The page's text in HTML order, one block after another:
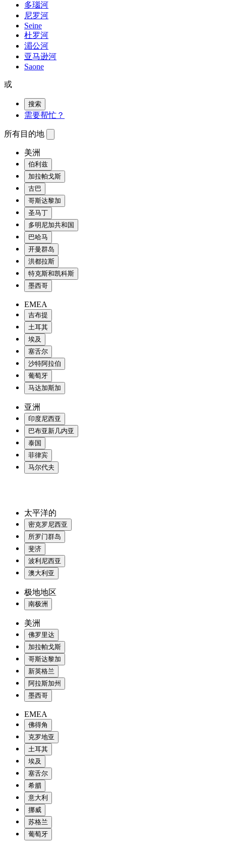
多瑙河
尼罗河
Seine
杜罗河
湄公河
亚马逊河
Saone
或
搜索
需要帮忙？
所有目的地
美洲
伯利兹
加拉帕戈斯
古巴
哥斯达黎加
圣马丁
多明尼加共和国
巴哈马
开曼群岛
洪都拉斯
特克斯和凯科斯
墨西哥
EMEA
吉布提
土耳其
埃及
塞舌尔
沙特阿拉伯
葡萄牙
马达加斯加
亚洲
印度尼西亚
巴布亚新几内亚
泰国
菲律宾
马尔代夫
太平洋的
密克罗尼西亚
所罗门群岛
斐济
波利尼西亚
澳大利亚
极地地区
南极洲
美洲
佛罗里达
加拉帕戈斯
哥斯达黎加
新英格兰
阿拉斯加州
墨西哥
EMEA
佛得角
克罗地亚
土耳其
埃及
塞舌尔
希腊
意大利
挪威
苏格兰
葡萄牙